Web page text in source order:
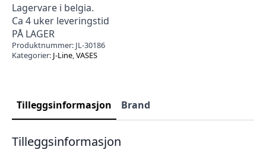
Lagervare i belgia.
Ca 4 uker leveringstid
PÅ LAGER
Produktnummer: JL-30186
Kategorier: J-Line,VASES
Tilleggsinformasjon Brand
Tilleggsinformasjon